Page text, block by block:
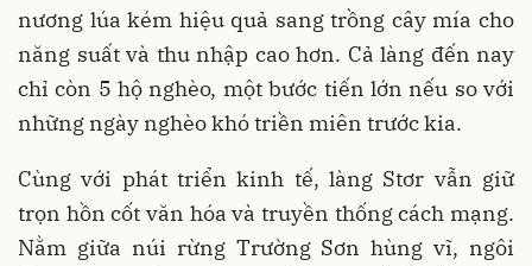
nương lúa kém hiệu quả sang trồng cây mía cho
năng suất và thu nhập cao hơn. Cả làng đến nay
chỉ còn 5 hộ nghèo, một bước tiến lớn nếu so với
những ngày nghèo khó triền miên trước kia.
Cùng với phát triển kinh tế, làng Stơr vẫn giữ
trọn hồn cốt văn hóa và truyền thống cách mạng.
Nằm giữa núi rừng Trường Sơn hùng vĩ, ngôi